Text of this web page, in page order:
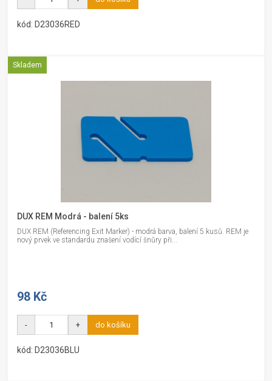
kód: D23036RED
Skladem
DUX REM Modrá - balení 5ks
DUX REM (Referencing Exit Marker) - modrá barva, balení 5 kusů. REM je
nový prvek ve standardu znašení vodící šnůry při...
98 Kč
- + do košíku
kód: D23036BLU